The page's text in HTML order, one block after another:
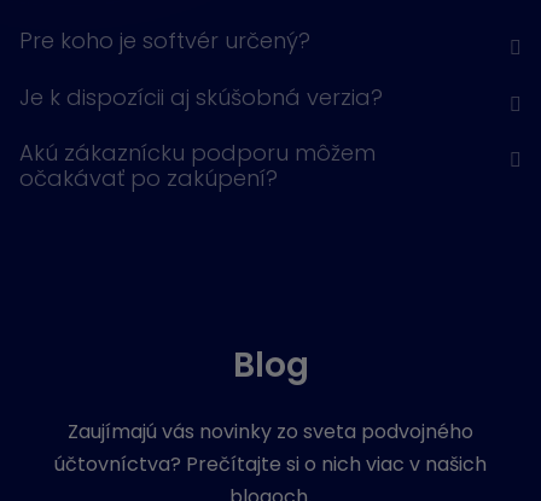
Pre koho je softvér určený?
Je k dispozícii aj skúšobná verzia?
Akú zákaznícku podporu môžem
očakávať po zakúpení?
Blog
Zaujímajú vás novinky zo sveta podvojného
účtovníctva? Prečítajte si o nich viac v našich